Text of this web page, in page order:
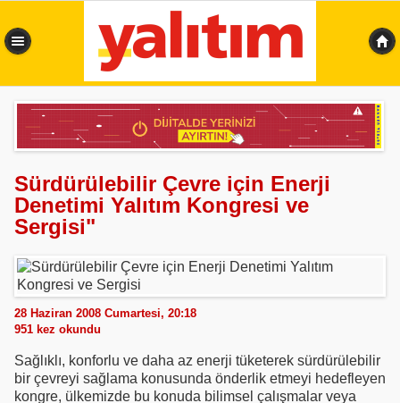
Sürdürülebilir Çevre için Enerji
Denetimi Yalıtım Kongresi ve
Sergisi"
28 Haziran 2008 Cumartesi, 20:18
951 kez okundu
Sağlıklı, konforlu ve daha az enerji tüketerek sürdürülebilir
bir çevreyi sağlama konusunda önderlik etmeyi hedefleyen
kongre, ülkemizde bu konuda bilimsel çalışmalar veya
0,367 sn